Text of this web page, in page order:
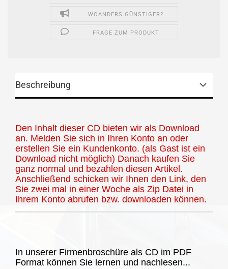
WOANDERS GÜNSTIGER?
FRAGE ZUM PRODUKT
Beschreibung
Den Inhalt dieser CD bieten wir als Download
an. Melden Sie sich in Ihren Konto an oder
erstellen Sie ein Kundenkonto. (als Gast ist ein
Download nicht möglich) Danach kaufen Sie
ganz normal und bezahlen diesen Artikel.
Anschließend schicken wir Ihnen den Link, den
Sie zwei mal in einer Woche als Zip Datei in
Ihrem Konto abrufen bzw. downloaden können.
In unserer Firmenbroschüre als CD im PDF
Format können Sie lernen und nachlesen...